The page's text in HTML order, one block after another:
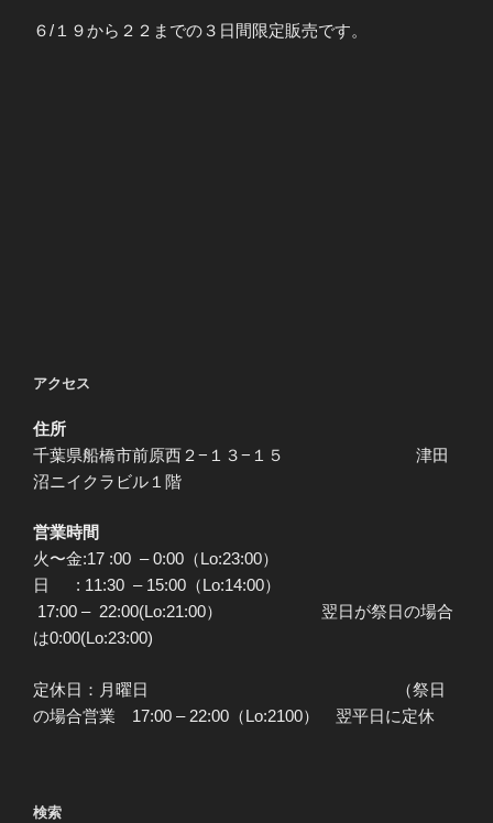
６/１９から２２までの３日間限定販売です。
アクセス
住所
千葉県船橋市前原西２−１３−１５ 津田
沼ニイクラビル１階
営業時間
火〜金:17 :00 – 0:00（Lo:23:00）
日 : 11:30 – 15:00（Lo:14:00）
17:00 – 22:00(Lo:21:00） 翌日が祭日の場合
は0:00(Lo:23:00)
定休日：月曜日 （祭日
の場合営業 17:00 – 22:00（Lo:2100） 翌平日に定休
検索